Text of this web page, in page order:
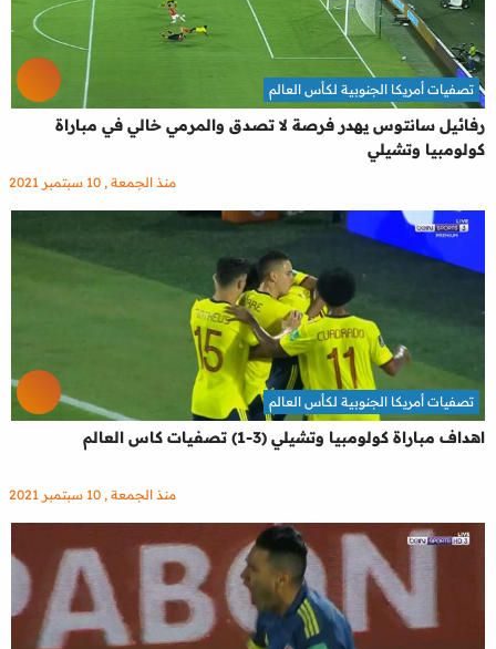
رفائيل سانتوس يهدر فرصة لا تصدق والمرمي خالي في مباراة
كولومبيا وتشيلي
تصفيات أمريكا الجنوبية لكأس العالم
منذ الجمعة , 10 سبتمبر 2021
اهداف مباراة كولومبيا وتشيلي (3-1) تصفيات كاس العالم
تصفيات أمريكا الجنوبية لكأس العالم
منذ الجمعة , 10 سبتمبر 2021